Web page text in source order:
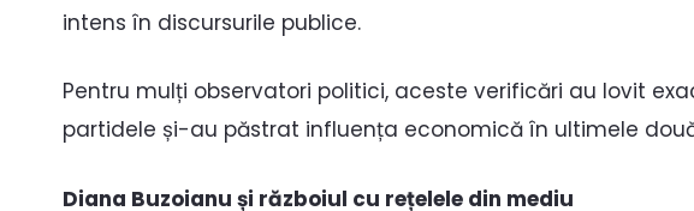
intens în discursurile publice.
Pentru mulți observatori politici, aceste verificări au lovit
partidele și-au păstrat influența economică în ultimele
Diana Buzoianu și războiul cu rețelele din mediu